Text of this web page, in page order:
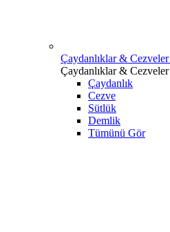
Çaydanlıklar & Cezveler
Çaydanlıklar & Cezveler
Çaydanlık
Cezve
Sütlük
Demlik
Tümünü Gör